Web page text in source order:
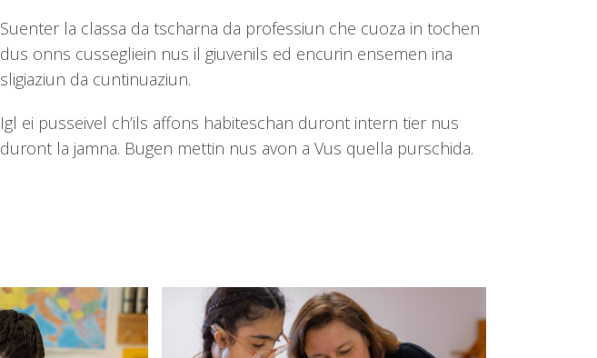
Suenter la classa da tscharna da professiun che cuoza in tochen
dus onns cussegliein nus il giuvenils ed encurin ensemen ina
sligiaziun da cuntinuaziun.
Igl ei pusseivel ch’ils affons habiteschan duront intern tier nus
duront la jamna. Bugen mettin nus avon a Vus quella purschida.